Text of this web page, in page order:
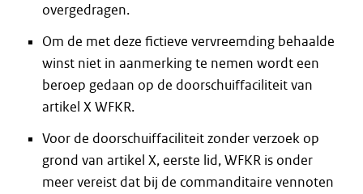
overgedragen.
Om de met deze fictieve vervreemding behaalde
winst niet in aanmerking te nemen wordt een
beroep gedaan op de doorschuiffaciliteit van
artikel X WFKR.
Voor de doorschuiffaciliteit zonder verzoek op
grond van artikel X, eerste lid, WFKR is onder
meer vereist dat bij de commanditaire vennoten